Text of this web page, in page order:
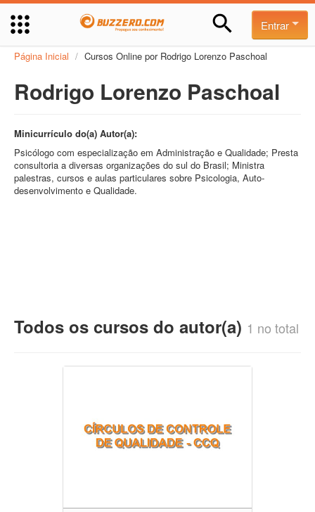
Entrar
Página Inicial / Cursos Online por Rodrigo Lorenzo Paschoal
Rodrigo Lorenzo Paschoal
Minicurrículo do(a) Autor(a):
Psicólogo com especialização em Administração e Qualidade; Presta
consultoria a diversas organizações do sul do Brasil; Ministra
palestras, cursos e aulas particulares sobre Psicologia, Auto-
desenvolvimento e Qualidade.
Todos os cursos do autor(a) 1 no total